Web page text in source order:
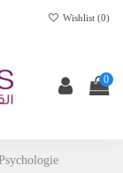
Wishlist (0)
0